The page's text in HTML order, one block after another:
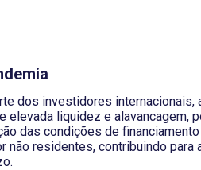
dos investidores internacionais,
liquidez e alavancagem,
das condições de
não residentes, contribuindo para